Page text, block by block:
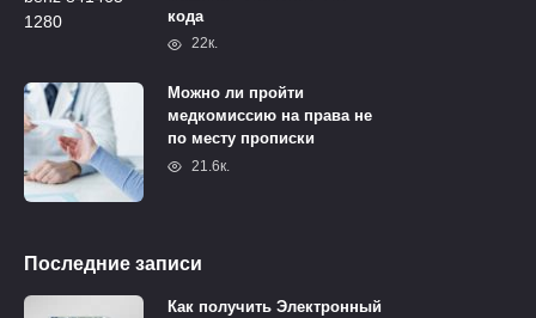
кода
22к.
Можно ли пройти
медкомиссию на права не
по месту прописки
21.6к.
Последние записи
Как получить Электронный